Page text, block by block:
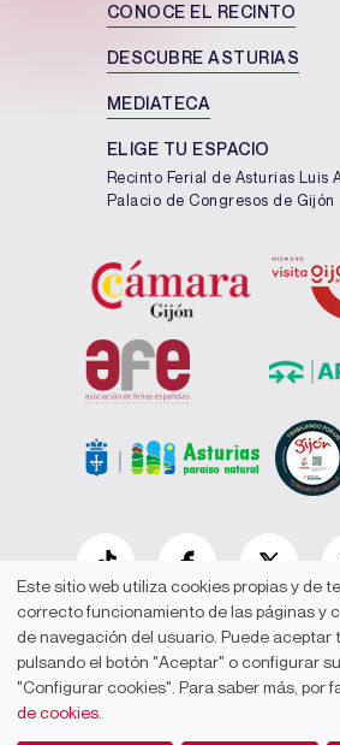
CONOCE EL RECINTO
DESCUBRE ASTURIAS
MEDIATECA
ELIGE TU ESPACIO
Recinto Ferial de Asturias Luis
Palacio de Congresos de Gijón
Cookies Contacto Mapa web
© Cámara Oficial de Comercio, Industria,
Este sitio web utiliza cookies propias y de
correcto funcionamiento de las páginas y
de navegación del usuario. Puede aceptar
pulsando el botón "Aceptar" o configurar
"Configurar cookies". Para saber más, por
de cookies